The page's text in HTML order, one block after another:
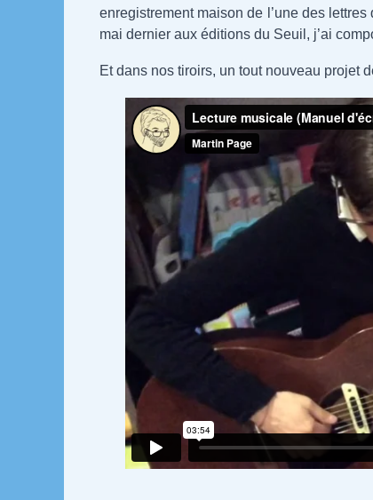
enregistrement maison de l’une des
mai dernier aux éditions du Seuil, j’ai
Et dans nos tiroirs, un tout nouveau projet